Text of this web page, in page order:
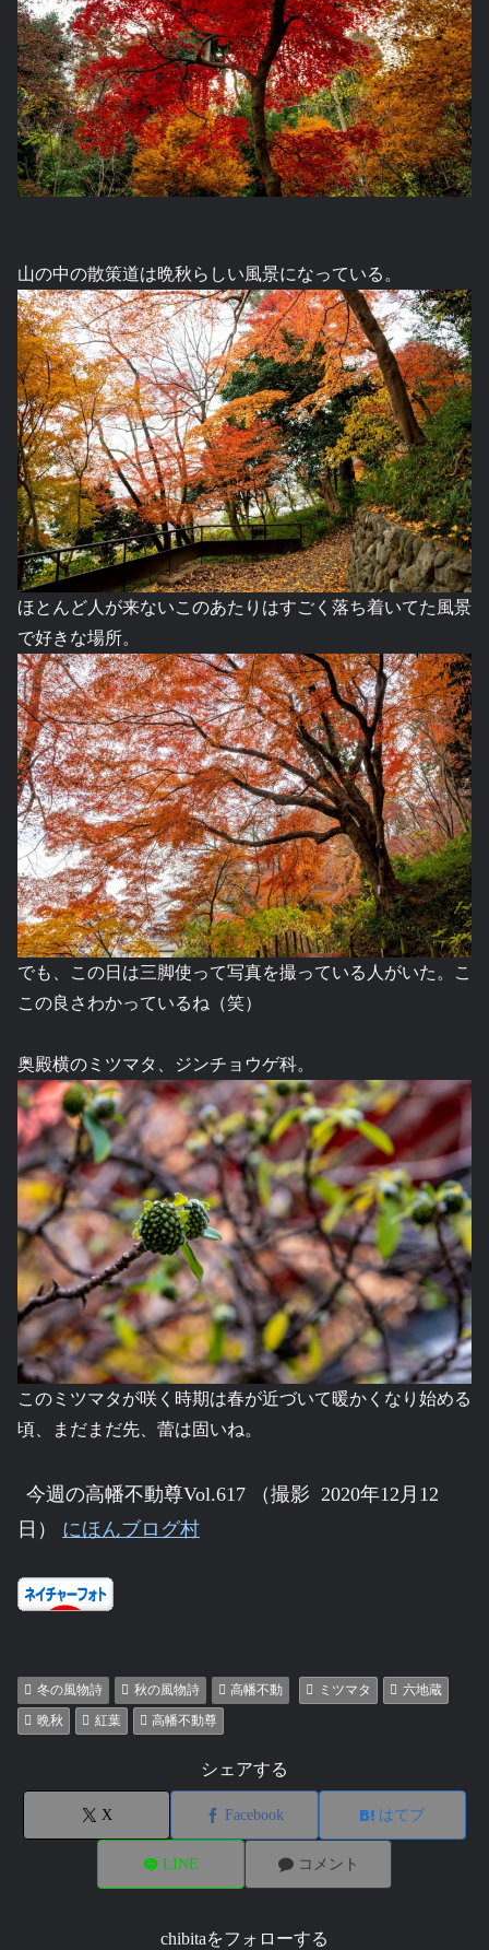
山の中の散策道は晩秋らしい風景になっている。
ほとんど人が来ないこのあたりはすごく落ち着いてた風景
で好きな場所。
でも、この日は三脚使って写真を撮っている人がいた。こ
この良さわかっているね（笑）
奥殿横のミツマタ、ジンチョウゲ科。
このミツマタが咲く時期は春が近づいて暖かくなり始める
頃、まだまだ先、蕾は固いね。
今週の高幡不動尊Vol.617 （撮影 2020年12月12
日） にほんブログ村
冬の風物詩 秋の風物詩 高幡不動 ミツマタ
六地蔵
晩秋
紅葉 高幡不動尊
シェアする
X Facebook はてブ
LINE コメント
chibitaをフォローする